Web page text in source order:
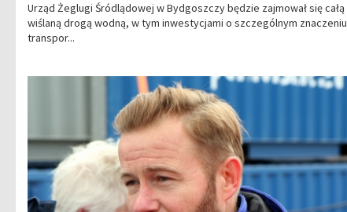
Urząd Żeglugi Śródlądowej w Bydgoszczy będzie zajmował się całą
wiślaną drogą wodną, w tym inwestycjami o szczególnym znaczeniu
transpor...